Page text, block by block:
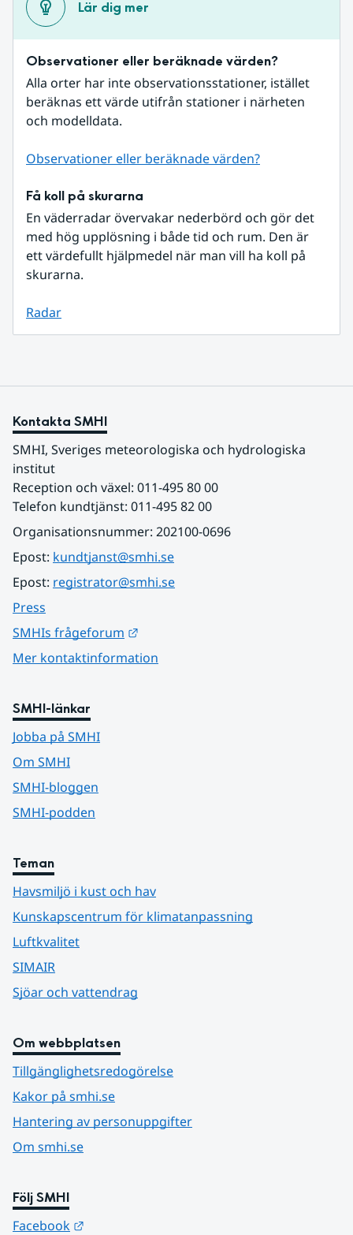
Lär dig mer
Observationer eller beräknade värden?
Alla orter har inte observationsstationer, istället
beräknas ett värde utifrån stationer i närheten
och modelldata.
Observationer eller beräknade värden?
Få koll på skurarna
En väderradar övervakar nederbörd och gör det
med hög upplösning i både tid och rum. Den är
ett värdefullt hjälpmedel när man vill ha koll på
skurarna.
Radar
Kontakta SMHI
SMHI, Sveriges meteorologiska och hydrologiska
institut
Reception och växel: 011-495 80 00
Telefon kundtjänst: 011-495 82 00
Organisationsnummer: 202100-0696
Epost: kundtjanst@smhi.se
Epost: registrator@smhi.se
Press
SMHIs frågeforum
Mer kontaktinformation
SMHI-länkar
Jobba på SMHI
Om SMHI
SMHI-bloggen
SMHI-podden
Teman
Havsmiljö i kust och hav
Kunskapscentrum för klimatanpassning
Luftkvalitet
SIMAIR
Sjöar och vattendrag
Om webbplatsen
Tillgänglighetsredogörelse
Kakor på smhi.se
Hantering av personuppgifter
Om smhi.se
Följ SMHI
Facebook